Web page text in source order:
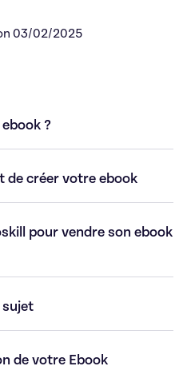
03/02/2025
ebook ?
de créer votre ebook
pour vendre son ebook
sujet
de votre Ebook